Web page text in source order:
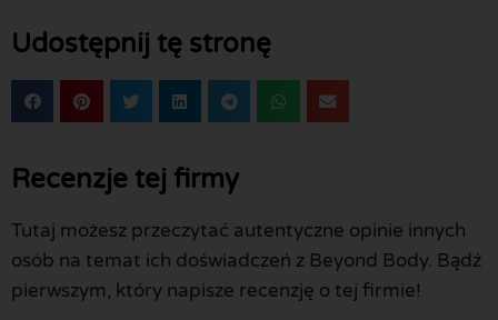
Udostępnij tę stronę
Recenzje tej firmy
Tutaj możesz przeczytać autentyczne opinie innych
osób na temat ich doświadczeń z Beyond Body. Bądź
pierwszym, który napisze recenzję o tej firmie!